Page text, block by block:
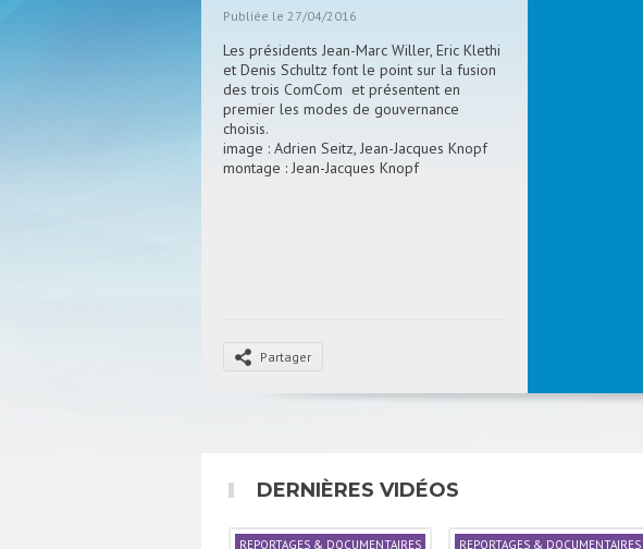
Publiée le 27/04/2016
Les présidents Jean-Marc Willer, Eric Klethi
et Denis Schultz font le point sur la fusion
des trois ComCom et présentent en
premier les modes de gouvernance
choisis.
image : Adrien Seitz, Jean-Jacques Knopf
montage : Jean-Jacques Knopf
Partager
DERNIÈRES VIDÉOS
REPORTAGES & DOCUMENTAIRES REPORTAGES & DOCUMENTAIRES